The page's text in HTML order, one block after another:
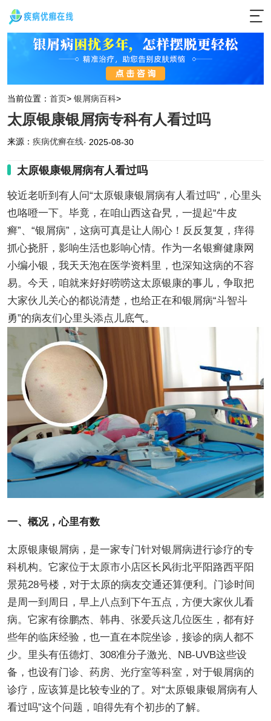
当前位置： 首页> 银屑病百科>
太原银康银屑病专科有人看过吗
来源： 疾病优癣在线· 2025-08-30
太原银康银屑病有人看过吗
较近老听到有人问“太原银康银屑病有人看过吗”，心里头
也咯噔一下。毕竟，在咱山西这旮旯，一提起“牛皮
癣”、“银屑病”，这病可真是让人闹心！反反复复，痒得
抓心挠肝，影响生活也影响心情。作为一名银癣健康网
小编小银，我天天泡在医学资料里，也深知这病的不容
易。今天，咱就来好好唠唠这太原银康的事儿，争取把
大家伙儿关心的都说清楚，也给正在和银屑病“斗智斗
勇”的病友们心里头添点儿底气。
一、概况，心里有数
太原银康银屑病，是一家专门针对银屑病进行诊疗的专
科机构。它家位于太原市小店区长风街北平阳路西平阳
景苑28号楼，对于太原的病友交通还算便利。门诊时间
是周一到周日，早上八点到下午五点，方便大家伙儿看
病。它家有徐鹏杰、韩冉、张爱兵这几位医生，都有好
些年的临床经验，也一直在本院坐诊，接诊的病人都不
少。里头有伍德灯、308准分子激光、NB-UVB这些设
备，也设有门诊、药房、光疗室等科室，对于银屑病的
诊疗，应该算是比较专业的了。对“太原银康银屑病有人
看过吗”这个问题，咱得先有个初步的了解。